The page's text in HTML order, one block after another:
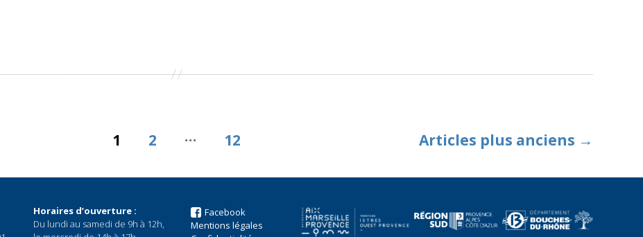
1 2 … 12 Articles plus anciens →
Horaires d’ouverture :
Du lundi au samedi de 9h à 12h,
Facebook
Mentions légales